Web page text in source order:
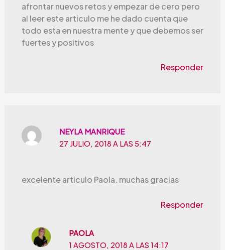
afrontar nuevos retos y empezar de cero pero
al leer este articulo me he dado cuenta que
todo esta en nuestra mente y que debemos ser
fuertes y positivos
Responder
NEYLA MANRIQUE
27 JULIO, 2018 A LAS 5:47
excelente articulo Paola. muchas gracias
Responder
PAOLA
1 AGOSTO, 2018 A LAS 14:17